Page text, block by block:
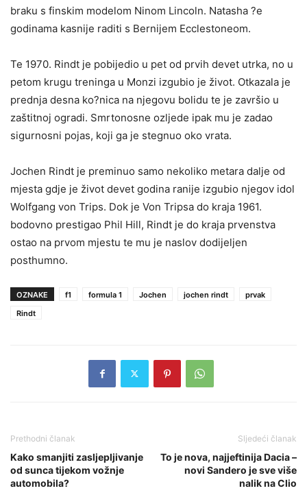
braku s finskim modelom Ninom Lincoln. Natasha ?e
godinama kasnije raditi s Bernijem Ecclestoneom.
Te 1970. Rindt je pobijedio u pet od prvih devet utrka, no u
petom krugu treninga u Monzi izgubio je život. Otkazala je
prednja desna ko?nica na njegovu bolidu te je završio u
zaštitnoj ogradi. Smrtonosne ozljede ipak mu je zadao
sigurnosni pojas, koji ga je stegnuo oko vrata.
Jochen Rindt je preminuo samo nekoliko metara dalje od
mjesta gdje je život devet godina ranije izgubio njegov idol
Wolfgang von Trips. Dok je Von Tripsa do kraja 1961.
bodovno prestigao Phil Hill, Rindt je do kraja prvenstva
ostao na prvom mjestu te mu je naslov dodijeljen
posthumno.
OZNAKE f1 formula 1 Jochen jochen rindt
prvak
Rindt
Prethodni članak
Kako smanjiti zasljepljivanje
od sunca tijekom vožnje
automobila?
Sljedeći članak
To je nova, najjeftinija Dacia –
novi Sandero je sve više
nalik na Clio